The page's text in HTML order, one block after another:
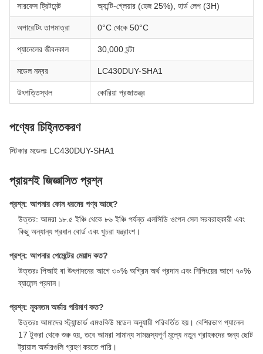
সারফেস ট্রিটমেন্ট অ্যান্টি-গ্লেয়ার (হেজ 25%), হার্ড লেপ (3H)
অপারেটিং তাপমাত্রা 0°C থেকে 50°C
প্যানেলের জীবনকাল 30,000 ঘন্টা
মডেল নম্বর LC430DUY-SHA1
উৎপত্তিস্থল কোরিয়া প্রজাতন্ত্র
পণ্যের চিহ্নিতকরণ
স্টিকার মডেলঃ LC430DUY-SHA1
প্রায়শই জিজ্ঞাসিত প্রশ্ন
প্রশ্ন: আপনার কোন ধরনের পণ্য আছে?
উত্তর: আমরা ১৮.৫ ইঞ্চি থেকে ৮৬ ইঞ্চি পর্যন্ত এলসিডি ওপেন সেল সরবরাহকারী এবং
কিছু অন্যান্য প্রধান বোর্ড এবং খুচরা যন্ত্রাংশ।
প্রশ্ন: আপনার পেমেন্টের মেয়াদ কত?
উত্তরঃ পিআই বা উৎপাদনের আগে ৩০% অগ্রিম অর্থ প্রদান এবং শিপিংয়ের আগে ৭০%
ব্যালেন্স প্রদান।
প্রশ্ন: ন্যূনতম অর্ডার পরিমাণ কত?
উত্তরঃ আমাদের স্ট্যান্ডার্ড এমওকিউ মডেল অনুযায়ী পরিবর্তিত হয়। বেশিরভাগ প্যানেল
17 টুকরা থেকে শুরু হয়, তবে আমরা সামান্য সামঞ্জস্যপূর্ণ মূল্যে নতুন গ্রাহকদের জন্য ছোট
ট্রায়াল অর্ডারগুলি গ্রহণ করতে পারি।